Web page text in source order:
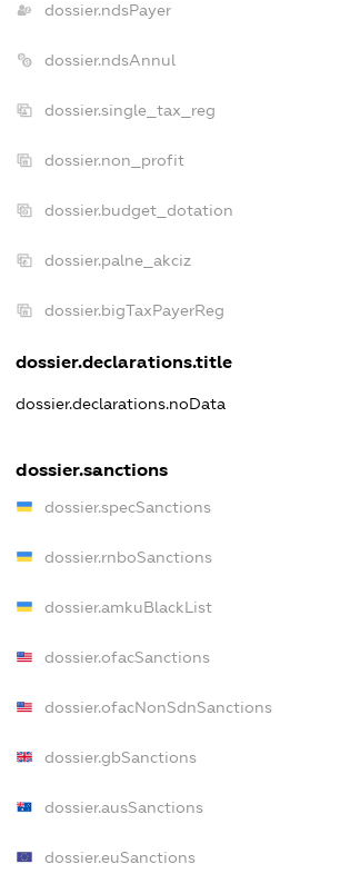
dossier.ndsPayer
dossier.ndsAnnul
dossier.single_tax_reg
dossier.non_profit
dossier.budget_dotation
dossier.palne_akciz
dossier.bigTaxPayerReg
dossier.declarations.title
dossier.declarations.noData
dossier.sanctions
dossier.specSanctions
dossier.rnboSanctions
dossier.amkuBlackList
dossier.ofacSanctions
dossier.ofacNonSdnSanctions
dossier.gbSanctions
dossier.ausSanctions
dossier.euSanctions